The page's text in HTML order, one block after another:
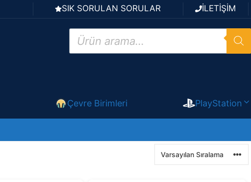
SIK SORULAN SORULAR İLETİŞİM
Products
search
Çevre Birimleri PlayStation